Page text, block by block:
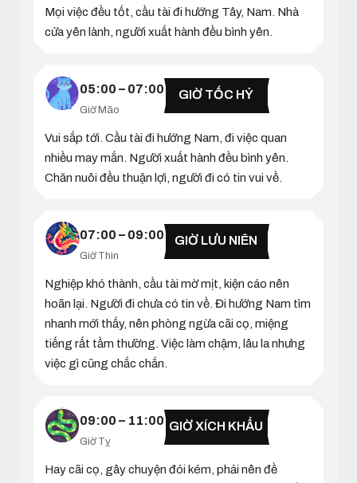
Mọi việc đều tốt, cầu tài đi hướng Tây, Nam. Nhà
cửa yên lành, người xuất hành đều bình yên.
05:00 – 07:00
Giờ Mão
GIỜ TỐC HỶ
Vui sắp tới. Cầu tài đi hướng Nam, đi việc quan
nhiều may mắn. Người xuất hành đều bình yên.
Chăn nuôi đều thuận lợi, người đi có tin vui về.
07:00 – 09:00
Giờ Thìn
GIỜ LƯU NIÊN
Nghiệp khó thành, cầu tài mờ mịt, kiện cáo nên
hoãn lại. Người đi chưa có tin về. Đi hướng Nam tìm
nhanh mới thấy, nên phòng ngừa cãi cọ, miệng
tiếng rất tầm thường. Việc làm chậm, lâu la nhưng
việc gì cũng chắc chắn.
09:00 – 11:00
Giờ Tỵ
GIỜ XÍCH KHẨU
Hay cãi cọ, gây chuyện đói kém, phải nên đề